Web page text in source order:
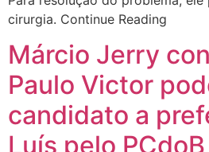
cirurgia. Continue Reading
Márcio Jerry
Paulo Victor
candidato a
Luís pelo